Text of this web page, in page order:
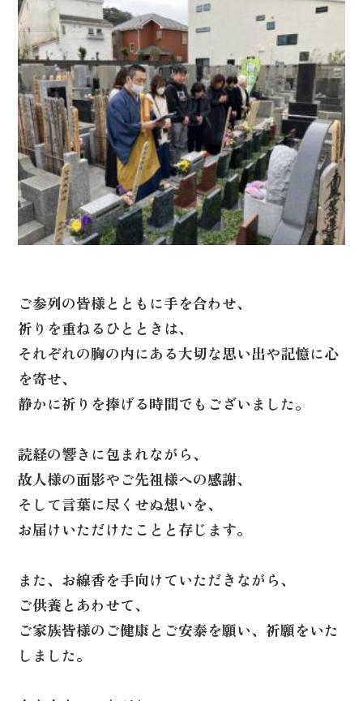
ご参列の皆様とともに手を合わせ、
祈りを重ねるひとときは、
それぞれの胸の内にある大切な思い出や記憶に心
を寄せ、
静かに祈りを捧げる時間でもございました。
読経の響きに包まれながら、
故人様の面影やご先祖様への感謝、
そして言葉に尽くせぬ想いを、
お届けいただけたことと存じます。
また、お線香を手向けていただきながら、
ご供養とあわせて、
ご家族皆様のご健康とご安泰を願い、祈願をいた
しました。